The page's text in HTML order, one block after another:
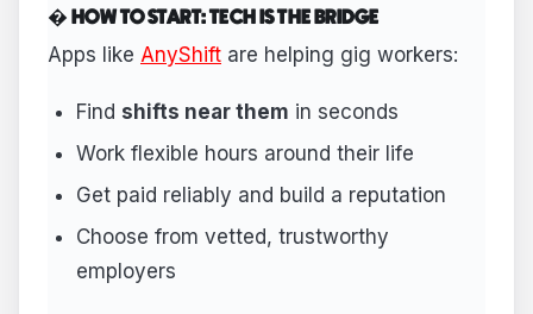
� HOW TO START: TECH IS THE BRIDGE
Apps like AnyShift are helping gig workers:
Find shifts near them in seconds
Work flexible hours around their life
Get paid reliably and build a reputation
Choose from vetted, trustworthy
employers